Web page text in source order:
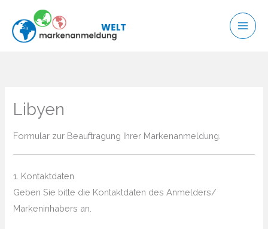
Inhalt
springen
Libyen
Formular zur Beauftragung Ihrer Markenanmeldung.
1. Kontaktdaten
Geben Sie bitte die Kontaktdaten des Anmelders/
Markeninhabers an.